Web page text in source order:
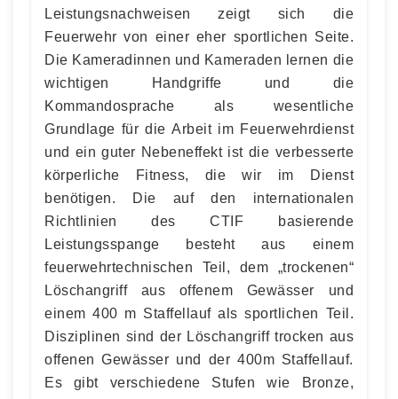
Leistungsnachweisen zeigt sich die
Feuerwehr von einer eher sportlichen Seite.
Die Kameradinnen und Kameraden lernen die
wichtigen Handgriffe und die
Kommandosprache als wesentliche
Grundlage für die Arbeit im Feuerwehrdienst
und ein guter Nebeneffekt ist die verbesserte
körperliche Fitness, die wir im Dienst
benötigen. Die auf den internationalen
Richtlinien des CTIF basierende
Leistungsspange besteht aus einem
feuerwehrtechnischen Teil, dem „trockenen“
Löschangriff aus offenem Gewässer und
einem 400 m Staffellauf als sportlichen Teil.
Disziplinen sind der Löschangriff trocken aus
offenen Gewässer und der 400m Staffellauf.
Es gibt verschiedene Stufen wie Bronze,